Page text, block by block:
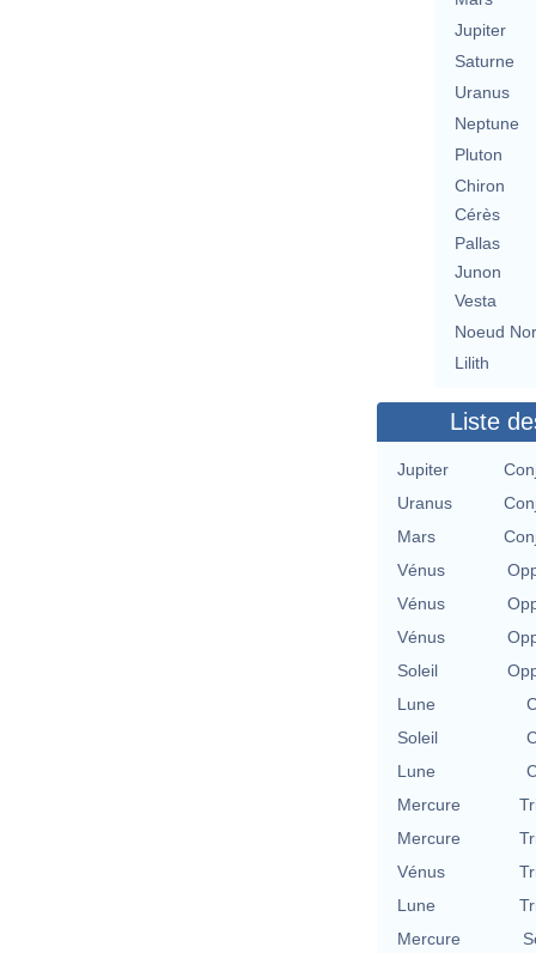
Jupiter
Saturne
Uranus
Neptune
Pluton
Chiron
Cérès
Pallas
Junon
Vesta
Noeud
Lilith
Liste
Jupiter
Uranus
Mars
Vénus
Vénus
Vénus
Soleil
Lune
Soleil
Lune
Mercure
Mercure
Vénus
Lune
Mercure